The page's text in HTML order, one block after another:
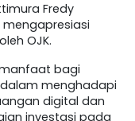
Fredy
OJK.
bagi
menghadapi
digital dan
investasi pada